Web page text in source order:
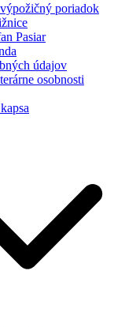
poriadok
Pasiar
údajov
osobnosti